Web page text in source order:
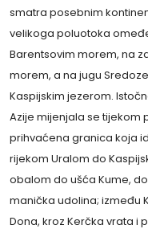
smatra posebnim
velikoga poluotoka
Barentsovim morem, na
morem, a na jugu
Kaspijskim jezerom.
Azije mijenjala se tijekom
prihvaćena granica koja
rijekom Uralom do
obalom do ušća Kume,
manička udolina; između
Dona, kroz Kerčka vrata i